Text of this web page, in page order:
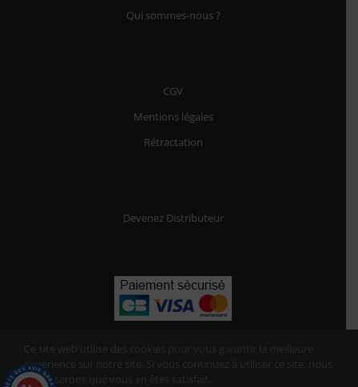
Qui sommes-nous ?
CGV
Mentions légales
Rétractation
Devenez Distributeur
Ce site web utilise des cookies pour vous garantir la meilleure
expérience sur notre site. Si vous continuez à utiliser ce site, nous
supposerons que vous en êtes satisfait.